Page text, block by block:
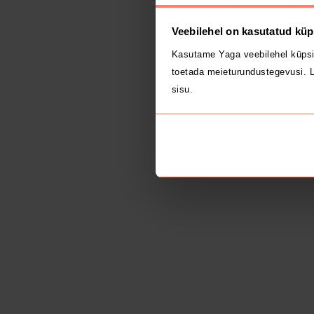
Veebilehel on kasutatud
Kasutame Yaga veebilehel
toetada meieturundustegevusi.
sisu.